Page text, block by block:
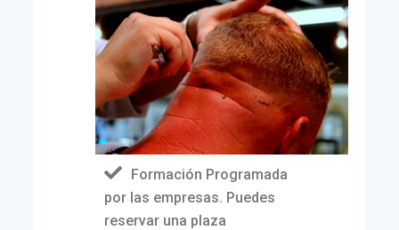
Formación Programada
por las empresas. Puedes
reservar una plaza